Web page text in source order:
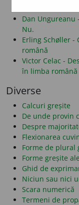
Dan Ungureanu
Nu.
Erling Schøller -
română
Victor Celac -
în limba română
Diverse
Calcuri greșite
De unde provin
Despre
Flexionarea
Forme de plural
Forme greșite
Ghid de
Niciun sau nici
Scara numerică
Termeni de